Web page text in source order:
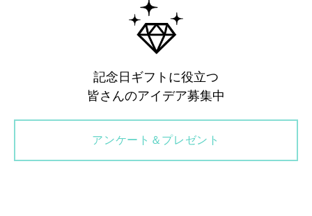
記念日ギフトに役立つ
皆さんのアイデア募集中
アンケート＆プレゼント